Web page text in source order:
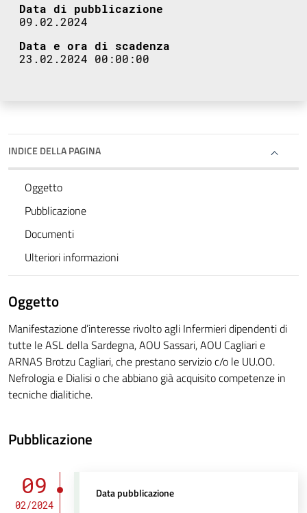
Data di pubblicazione
09.02.2024
Data e ora di scadenza
23.02.2024 00:00:00
INDICE DELLA PAGINA
Oggetto
Pubblicazione
Documenti
Ulteriori informazioni
Oggetto
Manifestazione d’interesse rivolto agli Infermieri dipendenti di
tutte le ASL della Sardegna, AOU Sassari, AOU Cagliari e
ARNAS Brotzu Cagliari, che prestano servizio c/o le UU.OO.
Nefrologia e Dialisi o che abbiano già acquisito competenze in
tecniche dialitiche.
Pubblicazione
09
02/2024
Data pubblicazione